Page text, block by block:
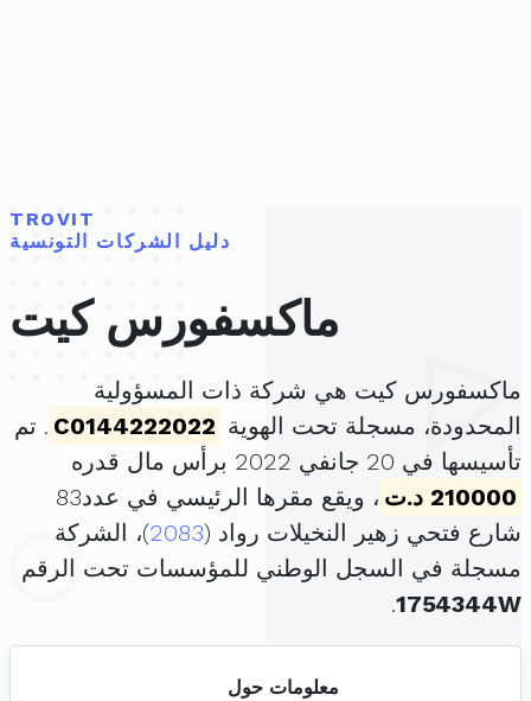
TROVIT
دليل الشركات التونسية
ماكسفورس كيت
ماكسفورس كيت هي شركة ذات المسؤولية
المحدودة، مسجلة تحت الهوية C0144222022 . تم
تأسيسها في 20 جانفي 2022 برأس مال قدره
210000 د.ت
، ويقع مقرها الرئيسي في عدد83
شارع فتحي زهير النخيلات رواد (2083)، الشركة
مسجلة في السجل الوطني للمؤسسات تحت الرقم
1754344W
.
معلومات حول